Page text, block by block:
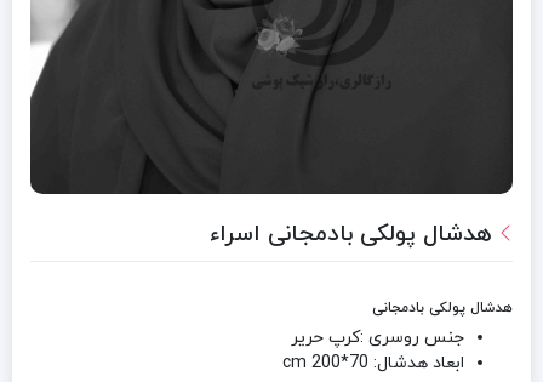
هدشال پولکی بادمجانی اسراء
هدشال پولکی بادمجانی
جنس روسری :کرپ حریر
ابعاد هدشال: 70*200 cm